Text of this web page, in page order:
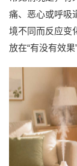
痛、恶心或呼吸
境不同而反应变
放在“有没有效果